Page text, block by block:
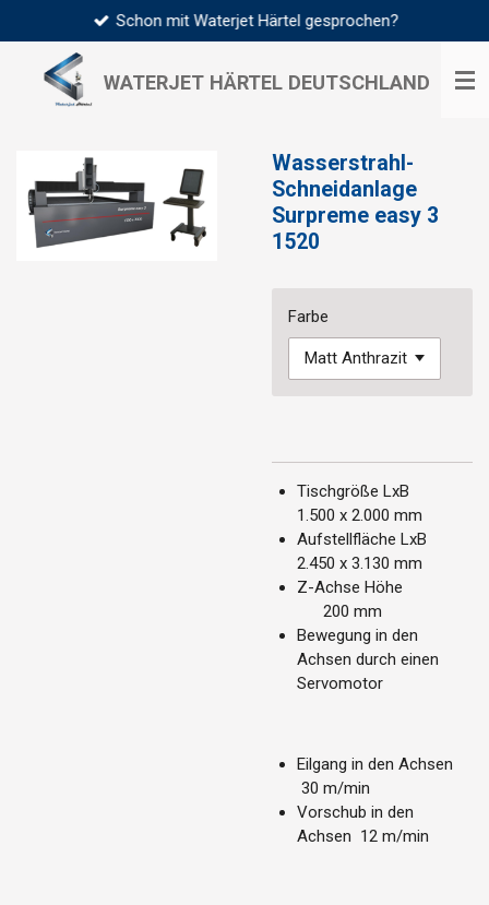
Hauptinhalt
springen
WATERJET HÄRTEL DEUTSCHLAND
Schon mit Waterjet Härtel gesprochen?
Wasserstrahl-
Schneidanlage
Surpreme easy 3
1520
Farbe
Tischgröße LxB
1.500 x 2.000 mm
Aufstellfläche LxB
2.450 x 3.130 mm
Z-Achse Höhe
200 mm
Bewegung in den
Achsen durch einen
Servomotor
Eilgang in den Achsen
30 m/min
Vorschub in den
Achsen 12 m/min